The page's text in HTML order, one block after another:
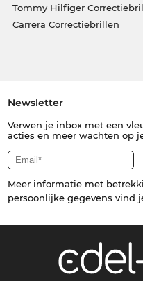
Tommy Hilfiger
Carrera Correctiebrillen
Newsletter
Verwen je inbox met een
acties en meer wachten op
Meer informatie met
persoonlijke gegevens vind